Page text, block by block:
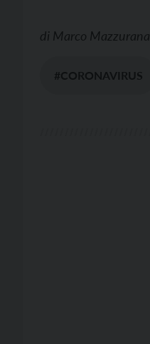
di Marco Mazzurana
#CORONAVIRUS